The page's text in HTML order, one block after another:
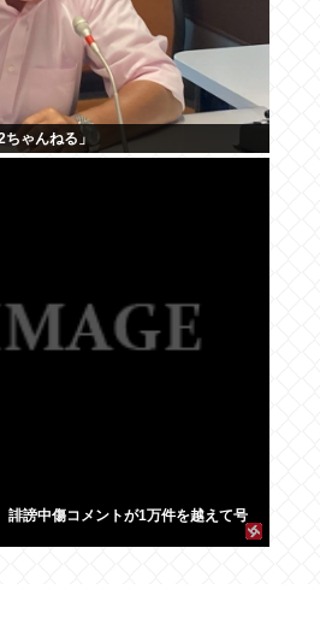
ゃんねる」
誹謗中傷コメントが1万件を越えて号